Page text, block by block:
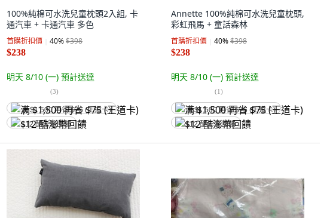
100%純棉可水洗兒童枕頭2入組, 卡
通汽車 + 卡通汽車 多色
首購折扣價 40%$398
$238
明天 8/10 (一) 預計送達
(3)
满 $1,500 再省 $75 (王道卡)
$12 酷澎幣回饋
Annette 100%純棉可水洗兒童枕頭,
彩虹飛馬 + 童話森林
首購折扣價 40%$398
$238
明天 8/10 (一) 預計送達
(1)
满 $1,500 再省 $75 (王道卡)
$12 酷澎幣回饋